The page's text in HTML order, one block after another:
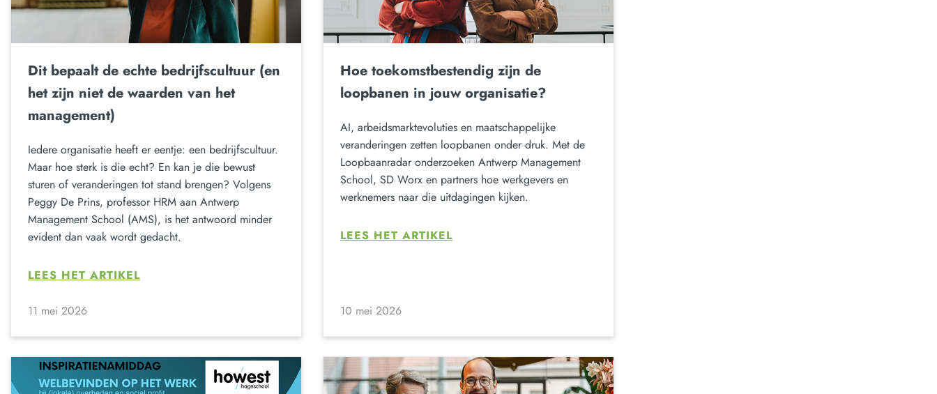
Dit bepaalt de echte bedrijfscultuur (en
het zijn niet de waarden van het
management)
Iedere organisatie heeft er eentje: een bedrijfscultuur.
Maar hoe sterk is die echt? En kan je die bewust
sturen of veranderingen tot stand brengen? Volgens
Peggy De Prins, professor HRM aan Antwerp
Management School (AMS), is het antwoord minder
evident dan vaak wordt gedacht.
LEES HET ARTIKEL
11 mei 2026
Hoe toekomstbestendig zijn de
loopbanen in jouw organisatie?
AI, arbeidsmarktevoluties en maatschappelijke
veranderingen zetten loopbanen onder druk. Met de
Loopbaanradar onderzoeken Antwerp Management
School, SD Worx en partners hoe werkgevers en
werknemers naar die uitdagingen kijken.
LEES HET ARTIKEL
10 mei 2026